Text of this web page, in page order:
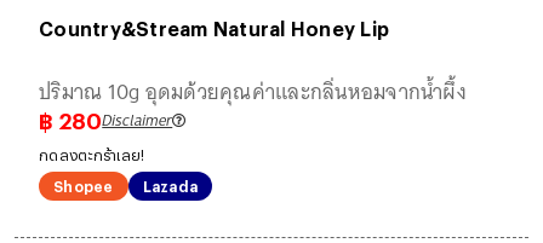
Country&Stream Natural Honey Lip
ปริมาณ 10g อุดมด้วยคุณค่าและกลิ่นหอมจากน้ำผึ้ง
฿ 280Disclaimer
กดลงตะกร้าเลย!
Shopee
Lazada